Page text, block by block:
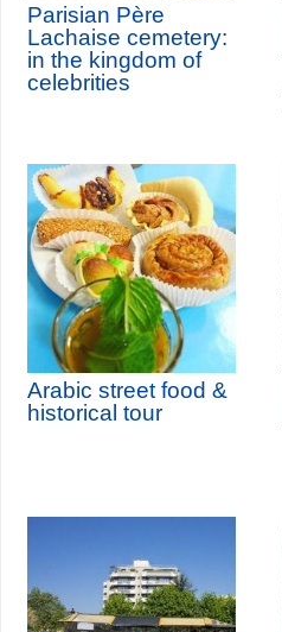
Parisian Père
Lachaise cemetery:
in the kingdom of
celebrities
Arabic street food &
historical tour